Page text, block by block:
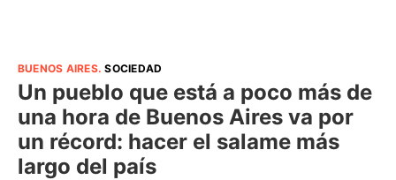
BUENOS AIRES.SOCIEDAD
Un pueblo que está a poco más de
una hora de Buenos Aires va por
un récord: hacer el salame más
largo del país